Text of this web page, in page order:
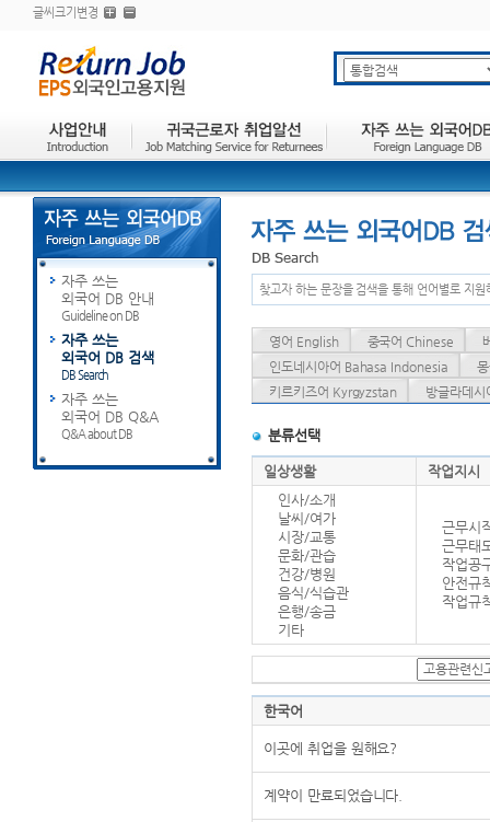
글씨크기변경
자주 쓰는
외국어 DB 안내
Guideline on DB
자주 쓰는
외국어 DB 검색
DB Search
자주 쓰는
외국어 DB Q&A
Q&A about DB
찾고자 하는 문장을 검색을 통해 언어별로 지원
영어 English 중국어 Chinese
인도네시아어 Bahasa Indonesia
키르키즈어 Kyrgyzstan
방글라데
분류선택
일상생활
작업지시
인사/소개
날씨/여가
시장/교통
문화/관습
건강/병원
음식/식습관
은행/송금
기타
근무시
근무태
작업공
안전규
작업규
한국어
이곳에 취업을 원해요?
계약이 만료되었습니다.